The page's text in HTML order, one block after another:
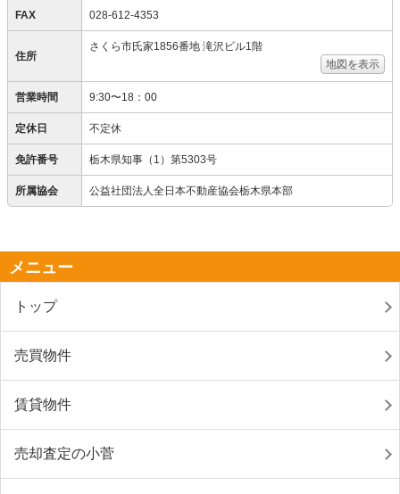
FAX 028-612-4353
住所
さくら市氏家1856番地 滝沢ビル1階
地図を表示
営業時間 9:30〜18：00
定休日 不定休
免許番号 栃木県知事（1）第5303号
所属協会 公益社団法人全日本不動産協会栃木県本部
メニュー
トップ
売買物件
賃貸物件
売却査定の小菅